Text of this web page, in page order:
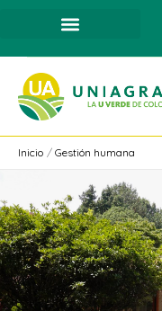
contenido
Inicio Gestión humana